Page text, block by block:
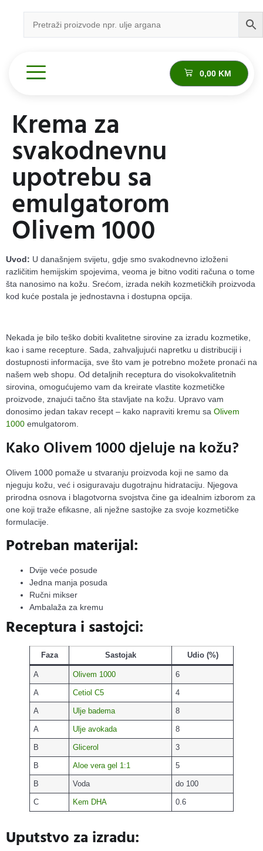
0,00 KM
Krema za
svakodnevnu
upotrebu sa
emulgatorom
Olivem 1000
Uvod: U današnjem svijetu, gdje smo svakodnevno izloženi
različitim hemijskim spojevima, veoma je bitno voditi računa o tome
šta nanosimo na kožu. Srećom, izrada nekih kozmetičkih proizvoda
kod kuće postala je jednostavna i dostupna opcija.
Nekada je bilo teško dobiti kvalitetne sirovine za izradu kozmetike,
kao i same recepture. Sada, zahvaljujući napretku u distribuciji i
dostupnosti informacija, sve što vam je potrebno možete pronaći na
našem web shopu. Od detaljnih receptura do visokokvalitetnih
sirovina, omogućujemo vam da kreirate vlastite kozmetičke
proizvode, znajući tačno šta stavljate na kožu. Upravo vam
donosimo jedan takav recept – kako napraviti kremu sa Olivem
1000 emulgatorom.
Kako Olivem 1000 djeluje na kožu?
Olivem 1000 pomaže u stvaranju proizvoda koji ne samo da
njeguju kožu, već i osiguravaju dugotrajnu hidrataciju. Njegova
prirodna osnova i blagotvorna svojstva čine ga idealnim izborom za
one koji traže efikasne, ali nježne sastojke za svoje kozmetičke
formulacije.
Potreban materijal:
Dvije veće posude
Jedna manja posuda
Ručni mikser
Ambalaža za kremu
Receptura i sastojci:
Faza Sastojak Udio (%)
A Olivem 1000 6
A Cetiol C5 4
A Ulje badema 8
A Ulje avokada 8
B Glicerol 3
B Aloe vera gel 1:1 5
B Voda do 100
C Kem DHA 0.6
Uputstvo za izradu: